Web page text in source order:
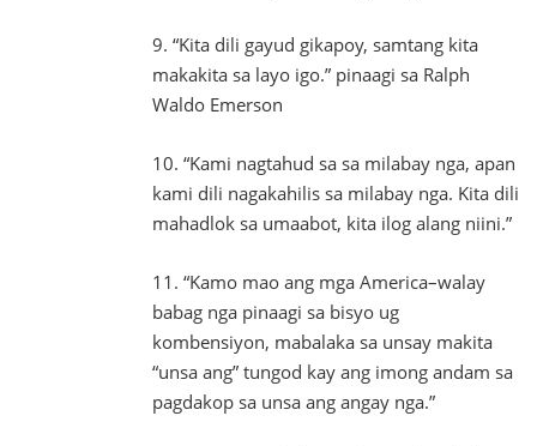
9. “Kita dili gayud gikapoy, samtang kita
makakita sa layo igo.” pinaagi sa Ralph
Waldo Emerson
10. “Kami nagtahud sa sa milabay nga, apan
kami dili nagakahilis sa milabay nga. Kita dili
mahadlok sa umaabot, kita ilog alang niini.”
11. “Kamo mao ang mga America–walay
babag nga pinaagi sa bisyo ug
kombensiyon, mabalaka sa unsay makita
“unsa ang” tungod kay ang imong andam sa
pagdakop sa unsa ang angay nga.”